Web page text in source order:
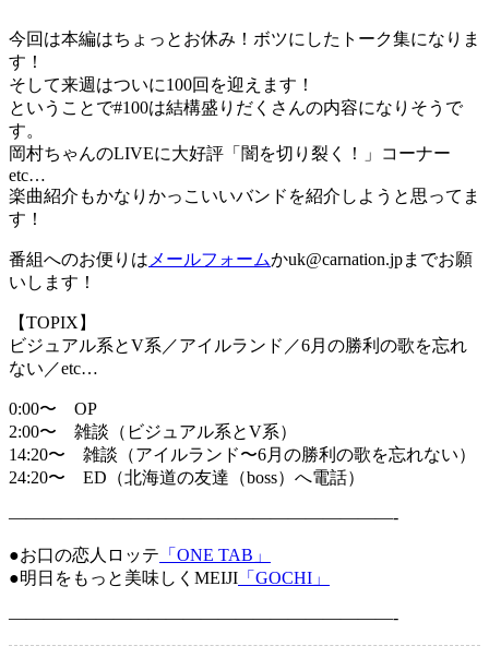
今回は本編はちょっとお休み！ボツにしたトーク集になりま
す！
そして来週はついに100回を迎えます！
ということで#100は結構盛りだくさんの内容になりそうで
す。
岡村ちゃんのLIVEに大好評「闇を切り裂く！」コーナー
etc…
楽曲紹介もかなりかっこいいバンドを紹介しようと思ってま
す！
番組へのお便りは メールフォームかuk@carnation.jpまでお願
いします！
【TOPIX】
ビジュアル系とV系／アイルランド／6月の勝利の歌を忘れ
ない／etc…
0:00〜 OP
2:00〜 雑談（ビジュアル系とV系）
14:20〜 雑談（アイルランド〜6月の勝利の歌を忘れない）
24:20〜 ED（北海道の友達（boss）へ電話）
——————————————————————-
●お口の恋人ロッテ 「ONE TAB」
●明日をもっと美味しくMEIJI 「GOCHI」
——————————————————————-